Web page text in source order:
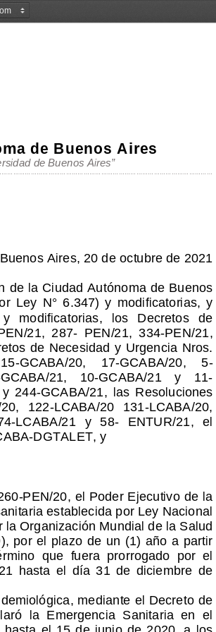
de Buenos Aires
de Buenos Aires”
Buenos Aires, 20 de octubre de 2021
de la Ciudad Autónoma de Buenos
Ley  N°  6.347)  y  modificatorias,  y
y   modificatorias,   los   Decretos   de
21,  287-
PEN/21,  334-PEN/21,
de Necesidad y Urgencia Nros.
GCABA/20 ,    17-GCABA/20,    5-
21,    10-GCABA/21    y    11-
244-GCABA/21,  las  Resoluciones
122-LCABA/20  131-LCABA/20,
LCABA/21  y  58-
  ENTUR/21,  el
-DGTALET, y
PEN/20, el Poder Ejecutivo de la
establecida por Ley Nacional
Organización Mundial de la Salud
por el plazo de un (1) año a partir
que  fuera  prorrogado  por  el
hasta  el  día  31  de  diciembre  de
mediante el Decreto de
la  Emergencia  Sanitaria  en  el
el  15  de  junio  de  2020,  a  los